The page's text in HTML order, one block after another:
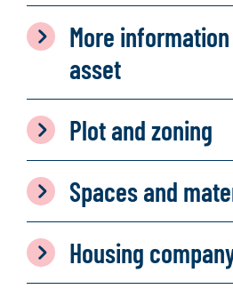
More
asset
Plot and zoning
Spaces and
Housing